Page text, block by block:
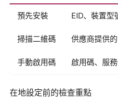
預先安裝 EID、裝置型
掃描二維碼 供應商提供
手動啟用碼 啟用碼、服
在地設定前的檢查重點